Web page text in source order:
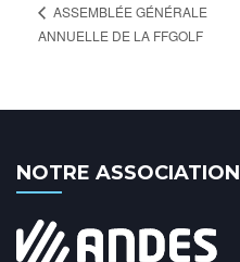
ASSEMBLÉE GÉNÉRALE
ANNUELLE DE LA FFGOLF
NOTRE ASSOCIATION